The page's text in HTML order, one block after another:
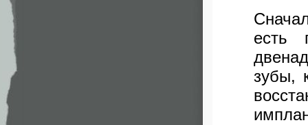
есть
зубы,